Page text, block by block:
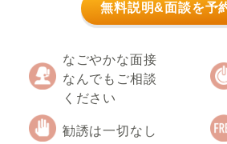
無料説明&面談を予
なごやかな面接
なんでもご相談
ください
勧誘は一切なし